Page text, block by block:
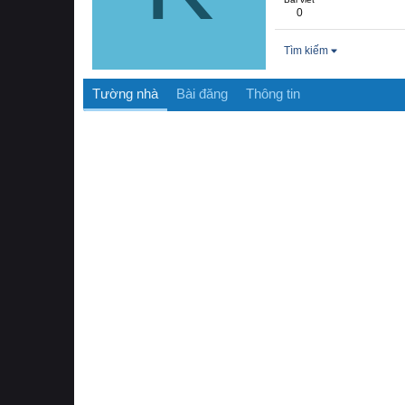
0
Tìm kiếm
Tường nhà Bài đăng Thông tin